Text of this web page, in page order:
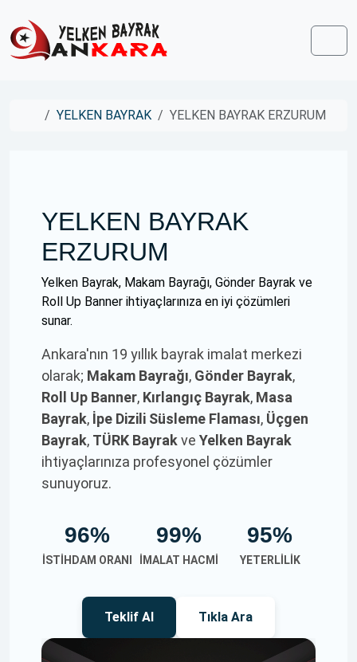
HomeYELKEN BAYRAK YELKEN BAYRAK ERZURUM
YELKEN BAYRAK
ERZURUM
Yelken Bayrak, Makam Bayrağı, Gönder Bayrak ve
Roll Up Banner ihtiyaçlarınıza en iyi çözümleri
sunar.
Ankara'nın 19 yıllık bayrak imalat merkezi
olarak; Makam Bayrağı, Gönder Bayrak,
Roll Up Banner, Kırlangıç Bayrak, Masa
Bayrak, İpe Dizili Süsleme Flaması, Üçgen
Bayrak, TÜRK Bayrakve Yelken Bayrak
ihtiyaçlarınıza profesyonel çözümler
sunuyoruz.
96%
İSTIHDAM ORANI
99%
İMALAT HACMI
95%
YETERLILIK
Teklif Al Tıkla Ara